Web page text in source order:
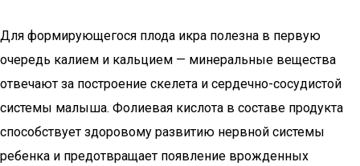
Для формирующегося плода икра полезна в первую
очередь калием и кальцием — минеральные вещества
отвечают за построение скелета и сердечно-сосудистой
системы малыша. Фолиевая кислота в составе продукта
способствует здоровому развитию нервной системы
ребенка и предотвращает появление врожденных